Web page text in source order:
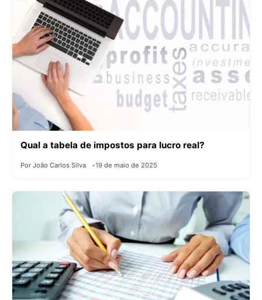
Qual a tabela de impostos para lucro real?
Por João Carlos Silva 19 de maio de 2025